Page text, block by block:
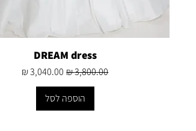
DREAM dress
מחיר רגיל‏3,800.00 ‏₪ מחיר מבצע
הוספה לסל